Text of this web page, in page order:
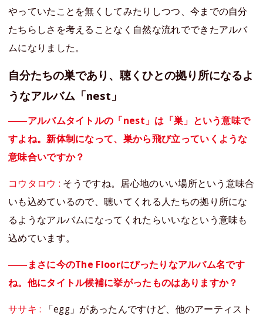
やっていたことを無くしてみたりしつつ、今までの自分
たちらしさを考えることなく自然な流れでできたアルバ
ムになりました。
自分たちの巣であり、聴くひとの拠り所になるよ
うなアルバム「nest」
――アルバムタイトルの「nest」は「巣」という意味で
すよね。新体制になって、巣から飛び立っていくような
意味合いですか？
コウタロウ : そうですね。居心地のいい場所という意味合
いも込めているので、聴いてくれる人たちの拠り所にな
るようなアルバムになってくれたらいいなという意味も
込めています。
――まさに今のThe Floorにぴったりなアルバム名です
ね。他にタイトル候補に挙がったものはありますか？
ササキ :
「egg」があったんですけど、他のアーティスト